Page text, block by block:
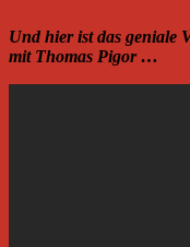
Und hier ist das geniale
mit Thomas Pigor …